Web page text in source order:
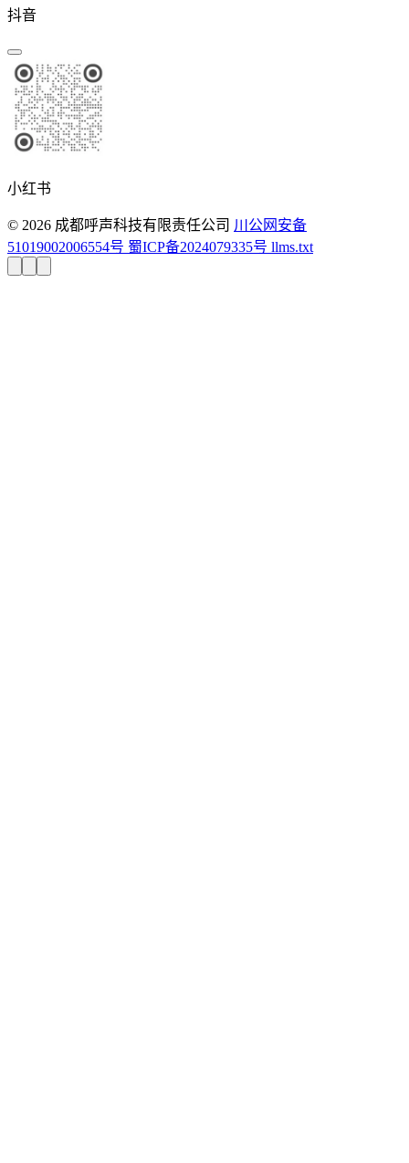
抖音
小红书
© 2026 成都呼声科技有限责任公司 川公网安备
51019002006554号 蜀ICP备2024079335号 llms.txt